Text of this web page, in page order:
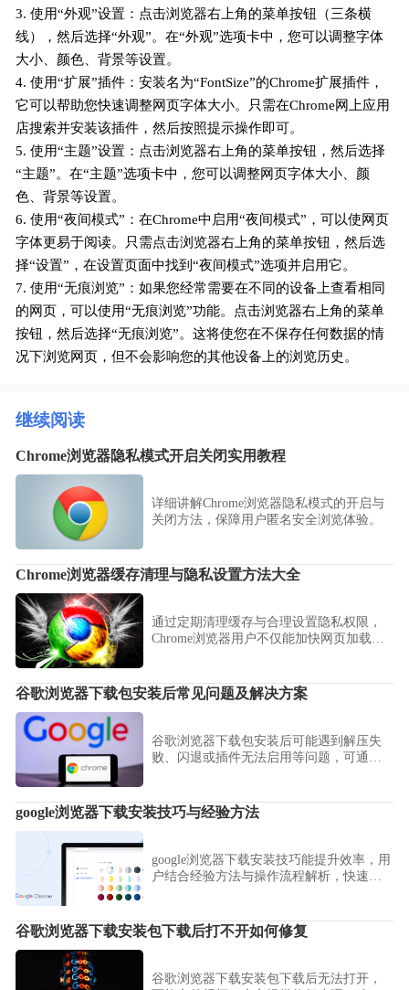
3. 使用“外观”设置：点击浏览器右上角的菜单按钮（三条横
线），然后选择“外观”。在“外观”选项卡中，您可以调整字体
大小、颜色、背景等设置。
4. 使用“扩展”插件：安装名为“FontSize”的Chrome扩展插件，
它可以帮助您快速调整网页字体大小。只需在Chrome网上应用
店搜索并安装该插件，然后按照提示操作即可。
5. 使用“主题”设置：点击浏览器右上角的菜单按钮，然后选择
“主题”。在“主题”选项卡中，您可以调整网页字体大小、颜
色、背景等设置。
6. 使用“夜间模式”：在Chrome中启用“夜间模式”，可以使网页
字体更易于阅读。只需点击浏览器右上角的菜单按钮，然后选
择“设置”，在设置页面中找到“夜间模式”选项并启用它。
7. 使用“无痕浏览”：如果您经常需要在不同的设备上查看相同
的网页，可以使用“无痕浏览”功能。点击浏览器右上角的菜单
按钮，然后选择“无痕浏览”。这将使您在不保存任何数据的情
况下浏览网页，但不会影响您的其他设备上的浏览历史。
继续阅读
Chrome浏览器隐私模式开启关闭实用教程
详细讲解Chrome浏览器隐私模式的开启与
关闭方法，保障用户匿名安全浏览体验。
Chrome浏览器缓存清理与隐私设置方法大全
通过定期清理缓存与合理设置隐私权限，
Chrome浏览器用户不仅能加快网页加载速
谷歌浏览器下载包安装后常见问题及解决方案
谷歌浏览器下载包安装后可能遇到解压失
败、闪退或插件无法启用等问题，可通过
google浏览器下载安装技巧与经验方法
google浏览器下载安装技巧能提升效率，用
户结合经验方法与操作流程解析，快速完
谷歌浏览器下载安装包下载后打不开如何修复
谷歌浏览器下载安装包下载后无法打开，